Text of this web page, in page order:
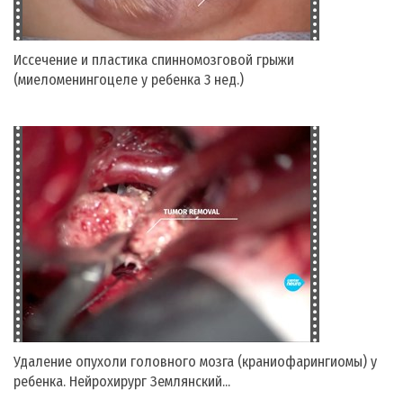
Иссечение и пластика спинномозговой грыжи
(миеломенингоцеле у ребенка 3 нед.)
Удаление опухоли головного мозга (краниофарингиомы) у
ребенка. Нейрохирург Землянский...